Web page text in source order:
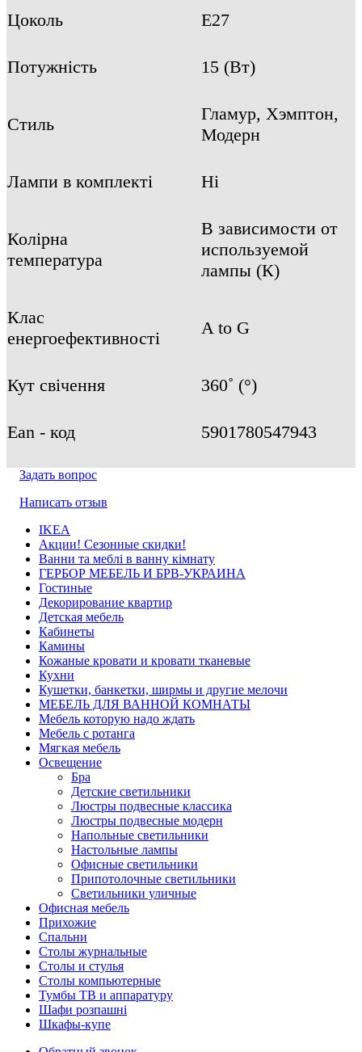
Цоколь E27
Потужність 15 (Вт)
Стиль
Гламур, Хэмптон,
Модерн
Лампи в комплекті Ні
Колірна
температура
В зависимости от
используемой
лампы (К)
Клас
енергоефективності
A to G
Кут свічення 360˚ (°)
Ean - код 5901780547943
Задать вопрос
Написать отзыв
IKEA
Акции! Сезонные скидки!
Ванни та меблі в ванну кімнату
ГЕРБОР МЕБЕЛЬ И БРВ-УКРАИНА
Гостиные
Декорирование квартир
Детская мебель
Кабинеты
Камины
Кожаные кровати и кровати тканевые
Кухни
Кушетки, банкетки, ширмы и другие мелочи
МЕБЕЛЬ ДЛЯ ВАННОЙ КОМНАТЫ
Мебель которую надо ждать
Мебель с ротанга
Мягкая мебель
Освещение
Бра
Детские светильники
Люстры подвесные классика
Люстры подвесные модерн
Напольные светильники
Настольные лампы
Офисные светильники
Припотолочные светильники
Светильники уличные
Офисная мебель
Прихожие
Спальни
Столы журнальные
Столы и стулья
Столы компьютерные
Тумбы ТВ и аппаратуру
Шафи розпашні
Шкафы-купе